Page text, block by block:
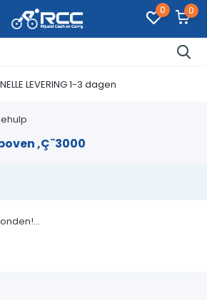
0 0
LEVERING 1-3 dagen
‚Ç¨3000